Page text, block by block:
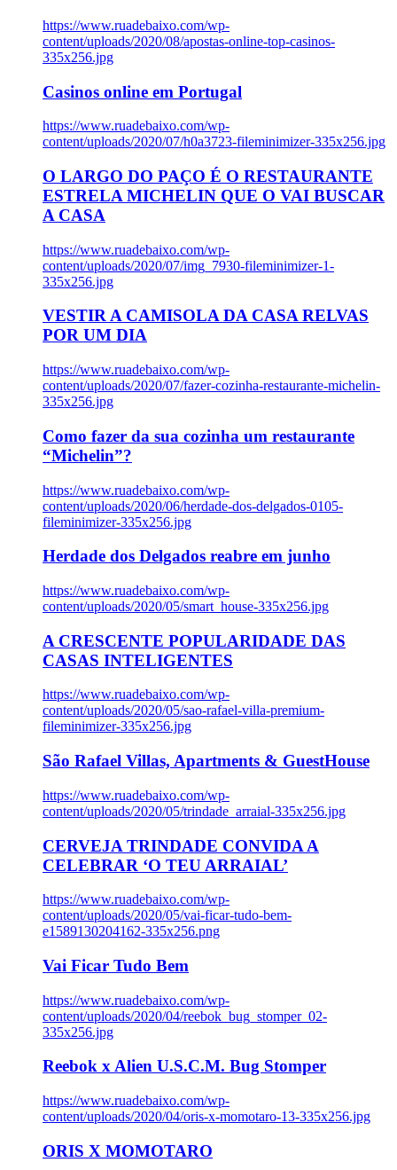
https://www.ruadebaixo.com/wp-
content/uploads/2020/08/apostas-online-top-casinos-
335x256.jpg
Casinos online em Portugal
https://www.ruadebaixo.com/wp-
content/uploads/2020/07/h0a3723-fileminimizer-335x256.jpg
O LARGO DO PAÇO É O RESTAURANTE
ESTRELA MICHELIN QUE O VAI BUSCAR
A CASA
https://www.ruadebaixo.com/wp-
content/uploads/2020/07/img_7930-fileminimizer-1-
335x256.jpg
VESTIR A CAMISOLA DA CASA RELVAS
POR UM DIA
https://www.ruadebaixo.com/wp-
content/uploads/2020/07/fazer-cozinha-restaurante-michelin-
335x256.jpg
Como fazer da sua cozinha um restaurante
“Michelin”?
https://www.ruadebaixo.com/wp-
content/uploads/2020/06/herdade-dos-delgados-0105-
fileminimizer-335x256.jpg
Herdade dos Delgados reabre em junho
https://www.ruadebaixo.com/wp-
content/uploads/2020/05/smart_house-335x256.jpg
A CRESCENTE POPULARIDADE DAS
CASAS INTELIGENTES
https://www.ruadebaixo.com/wp-
content/uploads/2020/05/sao-rafael-villa-premium-
fileminimizer-335x256.jpg
São Rafael Villas, Apartments & GuestHouse
https://www.ruadebaixo.com/wp-
content/uploads/2020/05/trindade_arraial-335x256.jpg
CERVEJA TRINDADE CONVIDA A
CELEBRAR ‘O TEU ARRAIAL’
https://www.ruadebaixo.com/wp-
content/uploads/2020/05/vai-ficar-tudo-bem-
e1589130204162-335x256.png
Vai Ficar Tudo Bem
https://www.ruadebaixo.com/wp-
content/uploads/2020/04/reebok_bug_stomper_02-
335x256.jpg
Reebok x Alien U.S.C.M. Bug Stomper
https://www.ruadebaixo.com/wp-
content/uploads/2020/04/oris-x-momotaro-13-335x256.jpg
ORIS X MOMOTARO